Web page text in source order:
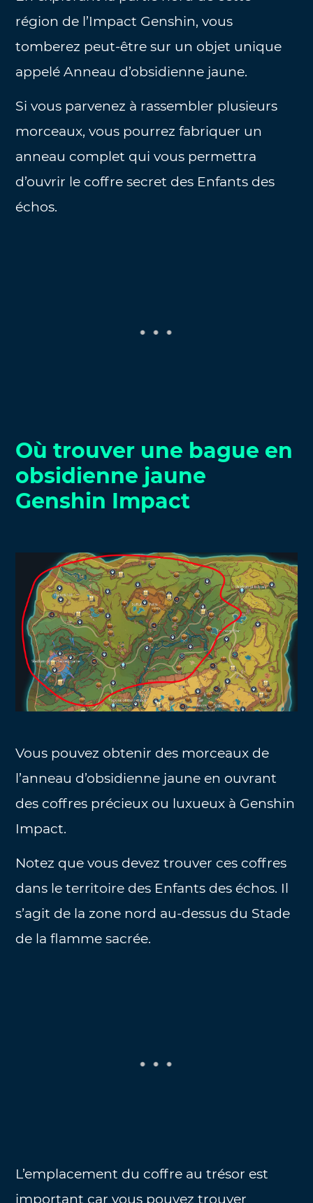
région de l’Impact Genshin, vous
tomberez peut-être sur un objet unique
appelé Anneau d’obsidienne jaune.
Si vous parvenez à rassembler plusieurs
morceaux, vous pourrez fabriquer un
anneau complet qui vous permettra
d’ouvrir le coffre secret des Enfants des
échos.
Où trouver une bague en
obsidienne jaune
Genshin Impact
Vous pouvez obtenir des morceaux de
l’anneau d’obsidienne jaune en ouvrant
des coffres précieux ou luxueux à Genshin
Impact.
Notez que vous devez trouver ces coffres
dans le territoire des Enfants des échos. Il
s’agit de la zone nord au-dessus du Stade
de la flamme sacrée.
L’emplacement du coffre au trésor est
important car vous pouvez trouver